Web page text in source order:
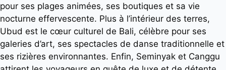
pour ses plages animées, ses boutiques et sa vie
nocturne effervescente. Plus à l’intérieur des terres,
Ubud est le cœur culturel de Bali, célèbre pour ses
galeries d’art, ses spectacles de danse traditionnelle et
ses rizières environnantes. Enfin, Seminyak et Canggu